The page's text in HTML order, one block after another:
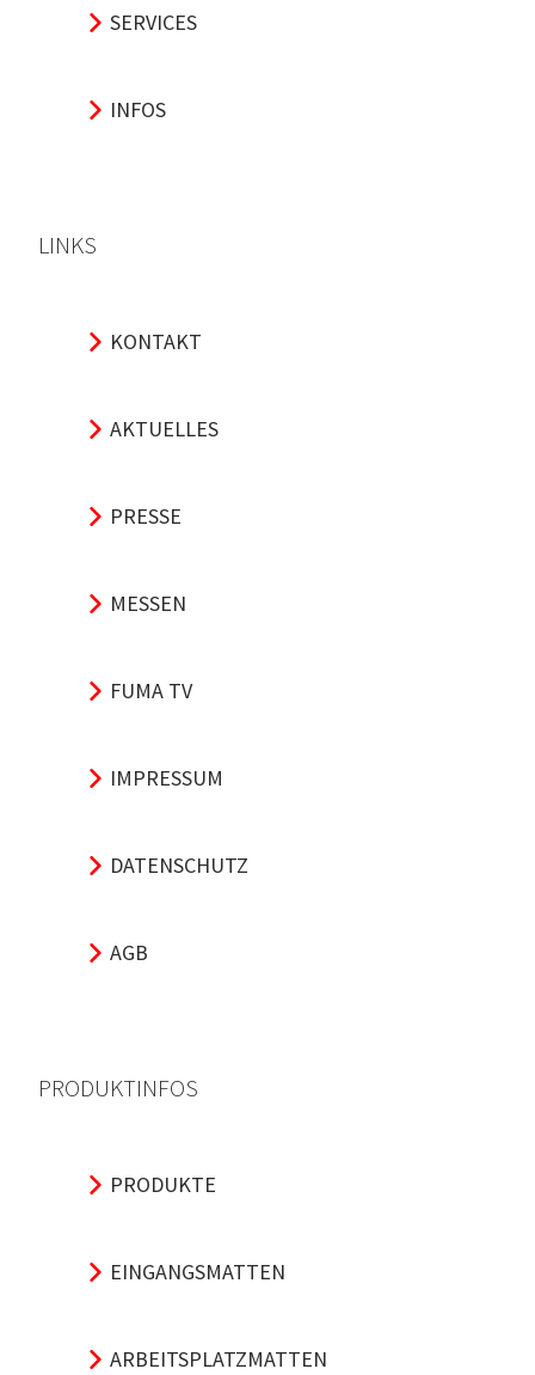
SERVICES
INFOS
LINKS
KONTAKT
AKTUELLES
PRESSE
MESSEN
FUMA TV
IMPRESSUM
DATENSCHUTZ
AGB
PRODUKTINFOS
PRODUKTE
EINGANGSMATTEN
ARBEITSPLATZMATTEN